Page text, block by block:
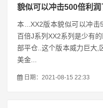
貌似可以冲击500倍利润
本...XX2版本貌似可以冲
百倍J系列XX2系列是少有
部平仓..这个版本威力巨大,
美金...
日期：2021-08-15 22:33